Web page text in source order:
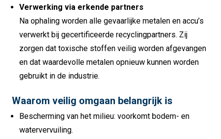
Verwerking via erkende partners
Na ophaling worden alle gevaarlijke metalen en accu’s
verwerkt bij gecertificeerde recyclingpartners. Zij
zorgen dat toxische stoffen veilig worden afgevangen
en dat waardevolle metalen opnieuw kunnen worden
gebruikt in de industrie.
Waarom veilig omgaan belangrijk is
Bescherming van het milieu: voorkomt bodem- en
watervervuiling.